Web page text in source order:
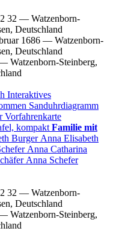
32 — Watzenborn-
Deutschland
1686 — Watzenborn-
Deutschland
Watzenborn-Steinberg,
Interaktives
Sanduhrdiagramm
Vorfahrenkarte
kompakt Familie mit
Burger Anna Elisabeth
Anna Catharina
Anna Schefer
32 — Watzenborn-
Deutschland
Watzenborn-Steinberg,